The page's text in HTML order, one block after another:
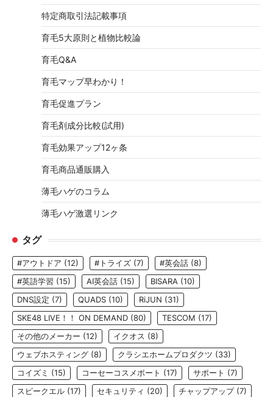
特定商取引法記載事項
育毛5大原則と植物比較論
育毛Q&A
育毛マップ早わかり！
育毛促進プラン
育毛剤成分比較(試用)
育毛効果アップ12ヶ条
育毛商品通販購入
薄毛ハゲのコラム
薄毛ハゲ激選リンク
タグ
#アウトドア (12) #トライズ (7) #英会話 (8)
#英語学習 (15) AI英会話 (15) BISARA (10)
DNS設定 (7) QUADS (10) RiJUN (31)
SKE48 LIVE！！ ON DEMAND (80) TESCOM (17)
その他のメーカー (12) イクオス (8)
ウェブホスティング (8) クラシエホームプロダクツ (33)
コイズミ (15) コーセーコスメポート (17) サポート (7)
スピークエル (17) セキュリティ (20) チャップアップ(7)